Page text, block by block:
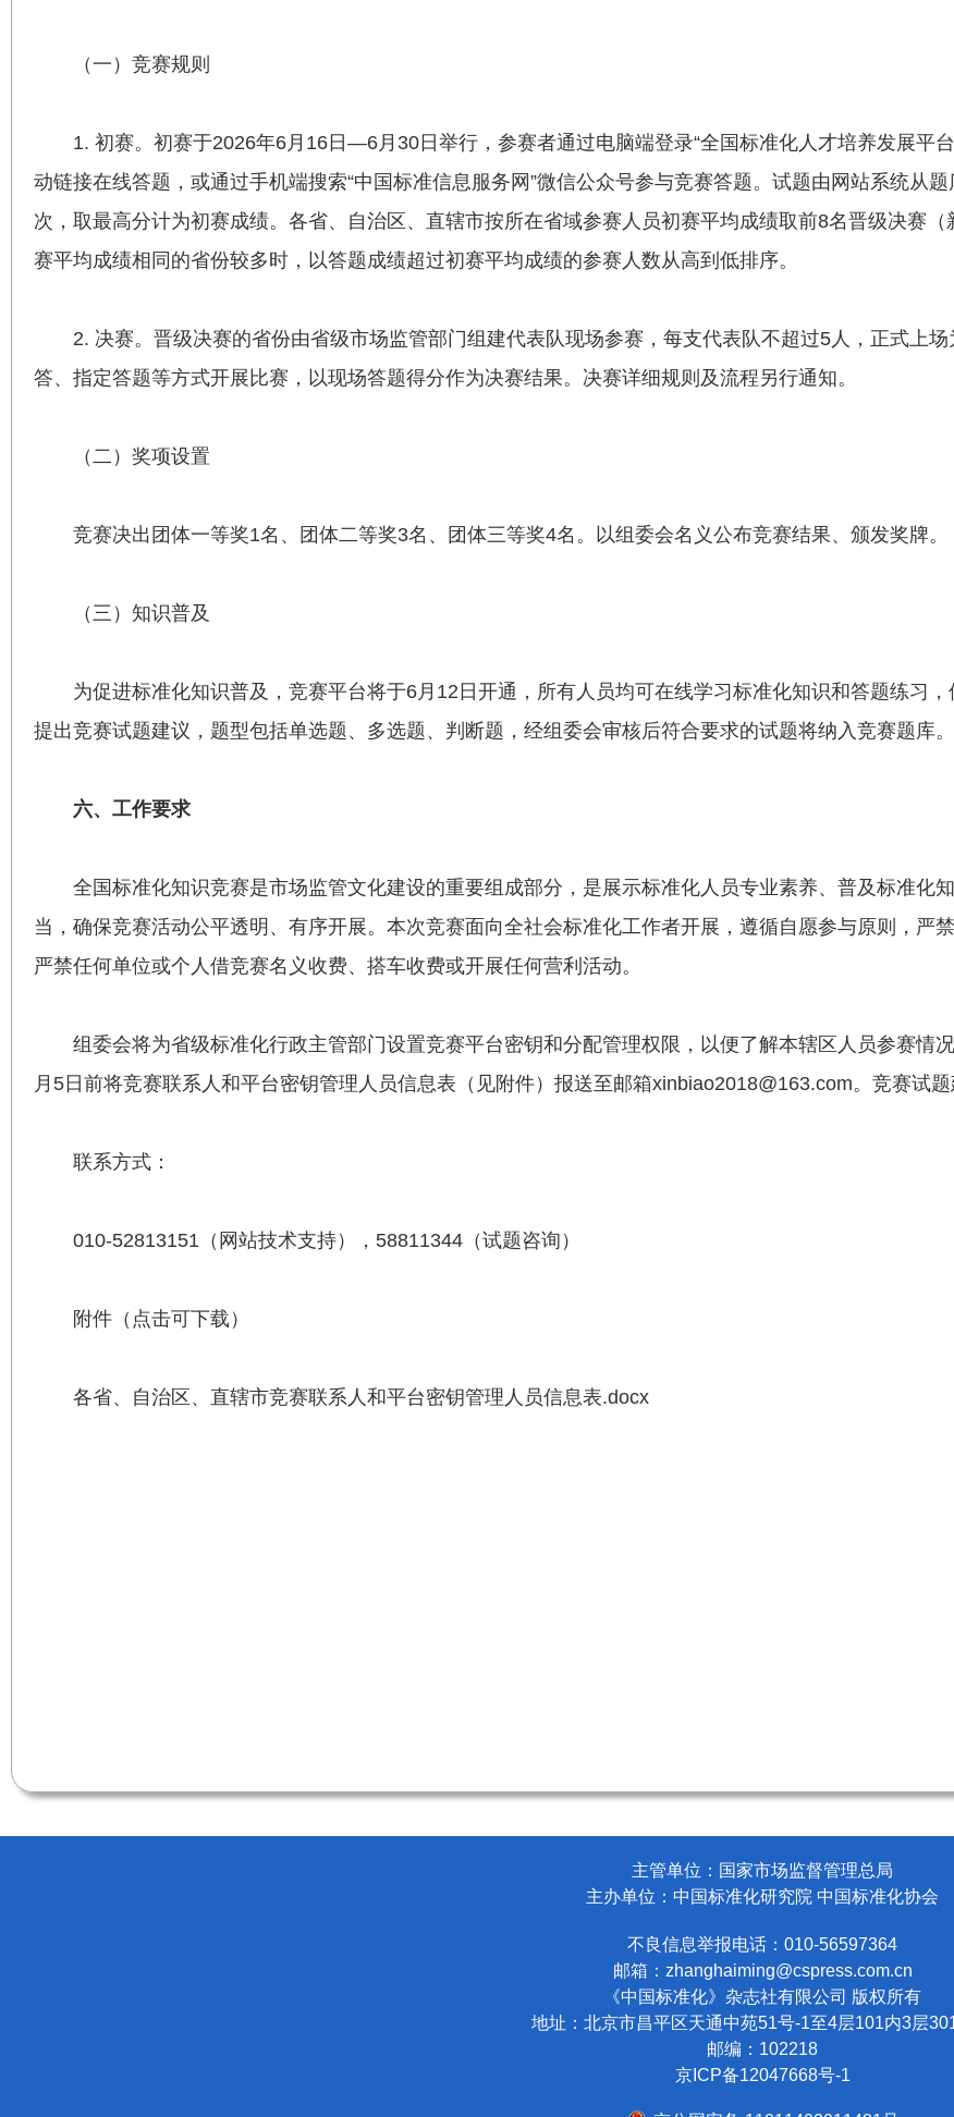
（一）竞赛规则
1. 初赛。初赛于2026年6月16日—6月30日举行，参赛者通过电脑端登录“全国标准化人才培养发展平
动链接在线答题，或通过手机端搜索“中国标准信息服务网”微信公众号参与竞赛答题。试题由网站系统从
次，取最高分计为初赛成绩。各省、自治区、直辖市按所在省域参赛人员初赛平均成绩取前8名晋级决赛
赛平均成绩相同的省份较多时，以答题成绩超过初赛平均成绩的参赛人数从高到低排序。
2. 决赛。晋级决赛的省份由省级市场监管部门组建代表队现场参赛，每支代表队不超过5人，正式上
答、指定答题等方式开展比赛，以现场答题得分作为决赛结果。决赛详细规则及流程另行通知。
（二）奖项设置
竞赛决出团体一等奖1名、团体二等奖3名、团体三等奖4名。以组委会名义公布竞赛结果、颁发奖牌。
（三）知识普及
为促进标准化知识普及，竞赛平台将于6月12日开通，所有人员均可在线学习标准化知识和答题练习
提出竞赛试题建议，题型包括单选题、多选题、判断题，经组委会审核后符合要求的试题将纳入竞赛题库。
六、工作要求
全国标准化知识竞赛是市场监管文化建设的重要组成部分，是展示标准化人员专业素养、普及标准化
当，确保竞赛活动公平透明、有序开展。本次竞赛面向全社会标准化工作者开展，遵循自愿参与原则，严
严禁任何单位或个人借竞赛名义收费、搭车收费或开展任何营利活动。
组委会将为省级标准化行政主管部门设置竞赛平台密钥和分配管理权限，以便了解本辖区人员参赛情
月5日前将竞赛联系人和平台密钥管理人员信息表（见附件）报送至邮箱xinbiao2018@163.com。竞赛试
联系方式：
010-52813151（网站技术支持），58811344（试题咨询）
附件（点击可下载）
各省、自治区、直辖市竞赛联系人和平台密钥管理人员信息表.docx
主管单位：国家市场监督管理总局
主办单位：中国标准化研究院 中国标准化协会
不良信息举报电话：010-56597364
邮箱： zhanghaiming@cspress.com.cn
《中国标准化》杂志社有限公司 版权所有
地址：北京市昌平区天通中苑51号-1至4层101内3层
邮编：102218
京ICP备12047668号-1